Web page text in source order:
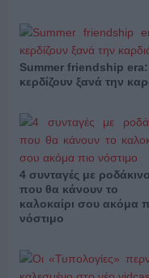
Summer friendship era:
κερδίζουν ξανά την
4 συνταγές με ροδάκινο
που θα κάνουν το
καλοκαίρι σου ακόμα
νόστιμο